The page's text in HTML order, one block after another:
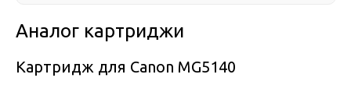
Аналог картриджи
Картридж для Canon MG5140